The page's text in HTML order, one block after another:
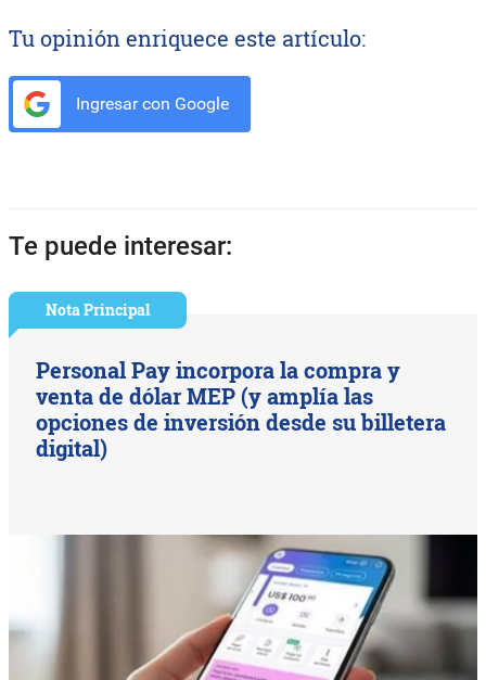
Tu opinión enriquece este artículo:
Ingresar con Google
Te puede interesar:
Nota Principal
Personal Pay incorpora la compra y
venta de dólar MEP (y amplía las
opciones de inversión desde su billetera
digital)